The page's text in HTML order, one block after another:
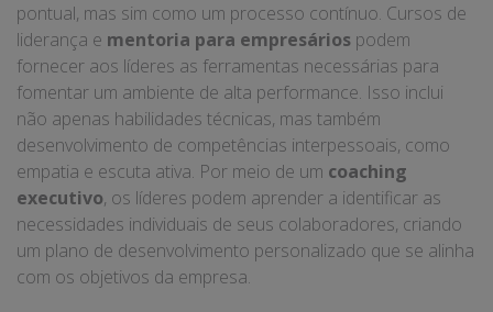
pontual, mas sim como um processo contínuo. Cursos de
liderança e mentoria para empresários podem
fornecer aos líderes as ferramentas necessárias para
fomentar um ambiente de alta performance. Isso inclui
não apenas habilidades técnicas, mas também
desenvolvimento de competências interpessoais, como
empatia e escuta ativa. Por meio de um coaching
executivo, os líderes podem aprender a identificar as
necessidades individuais de seus colaboradores, criando
um plano de desenvolvimento personalizado que se alinha
com os objetivos da empresa.